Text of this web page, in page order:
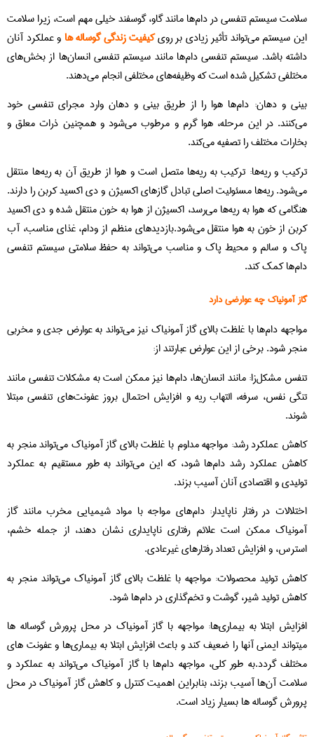
سلامت سیستم تنفسی در دام‌ها مانند گاو، گوسفند خیلی مهم است، زیرا سلامت
این سیستم می‌تواند تأثیر زیادی بر رویکیفیت زندگی گوساله هاو عملکرد آنان
داشته باشد. سیستم تنفسی دام‌ها مانند سیستم تنفسی انسان‌ها از بخش‌های
مختلفی تشکیل شده است که وظیفه‌های مختلفی انجام می‌دهند.
بینی و دهان: دام‌ها هوا را از طریق بینی و دهان وارد مجرای تنفسی خود
می‌کنند. در این مرحله، هوا گرم و مرطوب می‌شود و همچنین ذرات معلق و
بخارات مختلف را تصفیه می‌کند.
ترکیب و ریه‌ها: ترکیب به ریه‌ها متصل است و هوا از طریق آن به ریه‌ها منتقل
می‌شود. ریه‌ها مسئولیت اصلی تبادل گازهای اکسیژن و دی اکسید کربن را دارند.
هنگامی که هوا به ریه‌ها می‌رسد، اکسیژن از هوا به خون منتقل شده و دی اکسید
کربن از خون به هوا منتقل می‌شود.بازدیدهای منظم از ودام، غذای مناسب، آب
پاک و سالم و محیط پاک و مناسب می‌تواند به حفظ سلامتی سیستم تنفسی
دام‌ها کمک کند.
گاز آمونیاک چه عوارضی دارد
مواجهه دام‌ها با غلظت بالای گاز آمونیاک نیز می‌تواند به عوارض جدی و مخربی
منجر شود. برخی از این عوارض عبارتند از:
تنفس مشکل‌زا: مانند انسان‌ها، دام‌ها نیز ممکن است به مشکلات تنفسی مانند
تنگی نفس، سرفه، التهاب ریه و افزایش احتمال بروز عفونت‌های تنفسی مبتلا
شوند.
کاهش عملکرد رشد: مواجهه مداوم با غلظت بالای گاز آمونیاک می‌تواند منجر به
کاهش عملکرد رشد دام‌ها شود، که این می‌تواند به طور مستقیم به عملکرد
تولیدی و اقتصادی آنان آسیب بزند.
اختلالات در رفتار ناپایدار: دام‌های مواجه با مواد شیمیایی مخرب مانند گاز
آمونیاک ممکن است علائم رفتاری ناپایداری نشان دهند، از جمله خشم،
استرس، و افزایش تعداد رفتارهای غیرعادی.
کاهش تولید محصولات: مواجهه با غلظت بالای گاز آمونیاک می‌تواند منجر به
کاهش تولید شیر، گوشت و تخم‌گذاری در دام‌ها شود.
افزایش ابتلا به بیماری‌ها: مواجهه با گاز آمونیاک در محل پرورش گوساله ها
میتواند ایمنی آنها را ضعیف کند و باعث افزایش ابتلا به بیماری‌ها و عفونت‌ های
مختلف گردد.به طور کلی، مواجهه دام‌ها با گاز آمونیاک می‌تواند به عملکرد و
سلامت آن‌ها آسیب بزند، بنابراین اهمیت کنترل و کاهش گاز آمونیاک در محل
پرورش گوساله ها بسیار زیاد است.